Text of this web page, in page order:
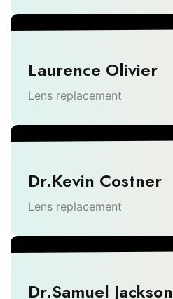
Laurence Olivier
Lens replacement
Dr.Kevin Costner
Lens replacement
Dr.Samuel Jackson